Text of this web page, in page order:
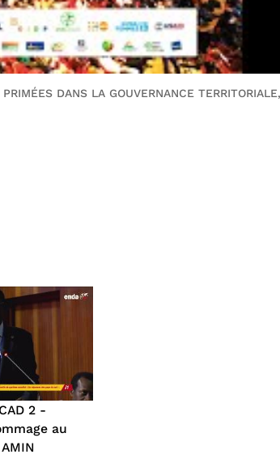
DANS LA GOUVERNANCE
2 -
au